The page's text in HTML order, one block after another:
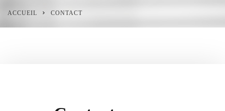
ACCUEIL CONTACT